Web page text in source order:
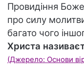
Провидіння
про силу
багато чого
Христа
(Джерело: Основи